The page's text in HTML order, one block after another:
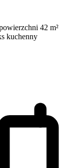
42 m²
kuchenny